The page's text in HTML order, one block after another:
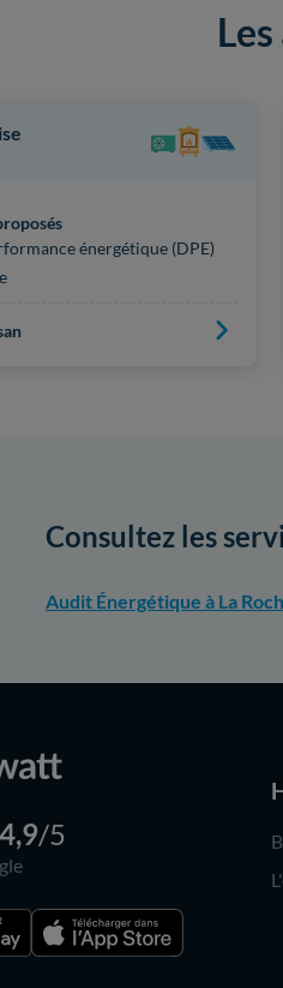
énergétique (DPE)
Consultez les
Audit Énergétique à La
4,9/5